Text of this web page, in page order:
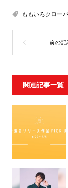
ももいろクロー
関連記事一覧